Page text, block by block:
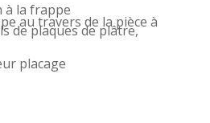
à la frappe
de plaques de plâtre,
au travers de la pièce à
placage
400 unités